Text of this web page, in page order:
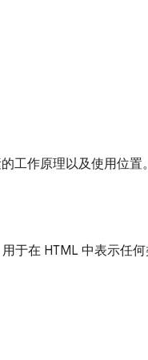
工作原理以及使用位置。
于在 HTML 中表示任